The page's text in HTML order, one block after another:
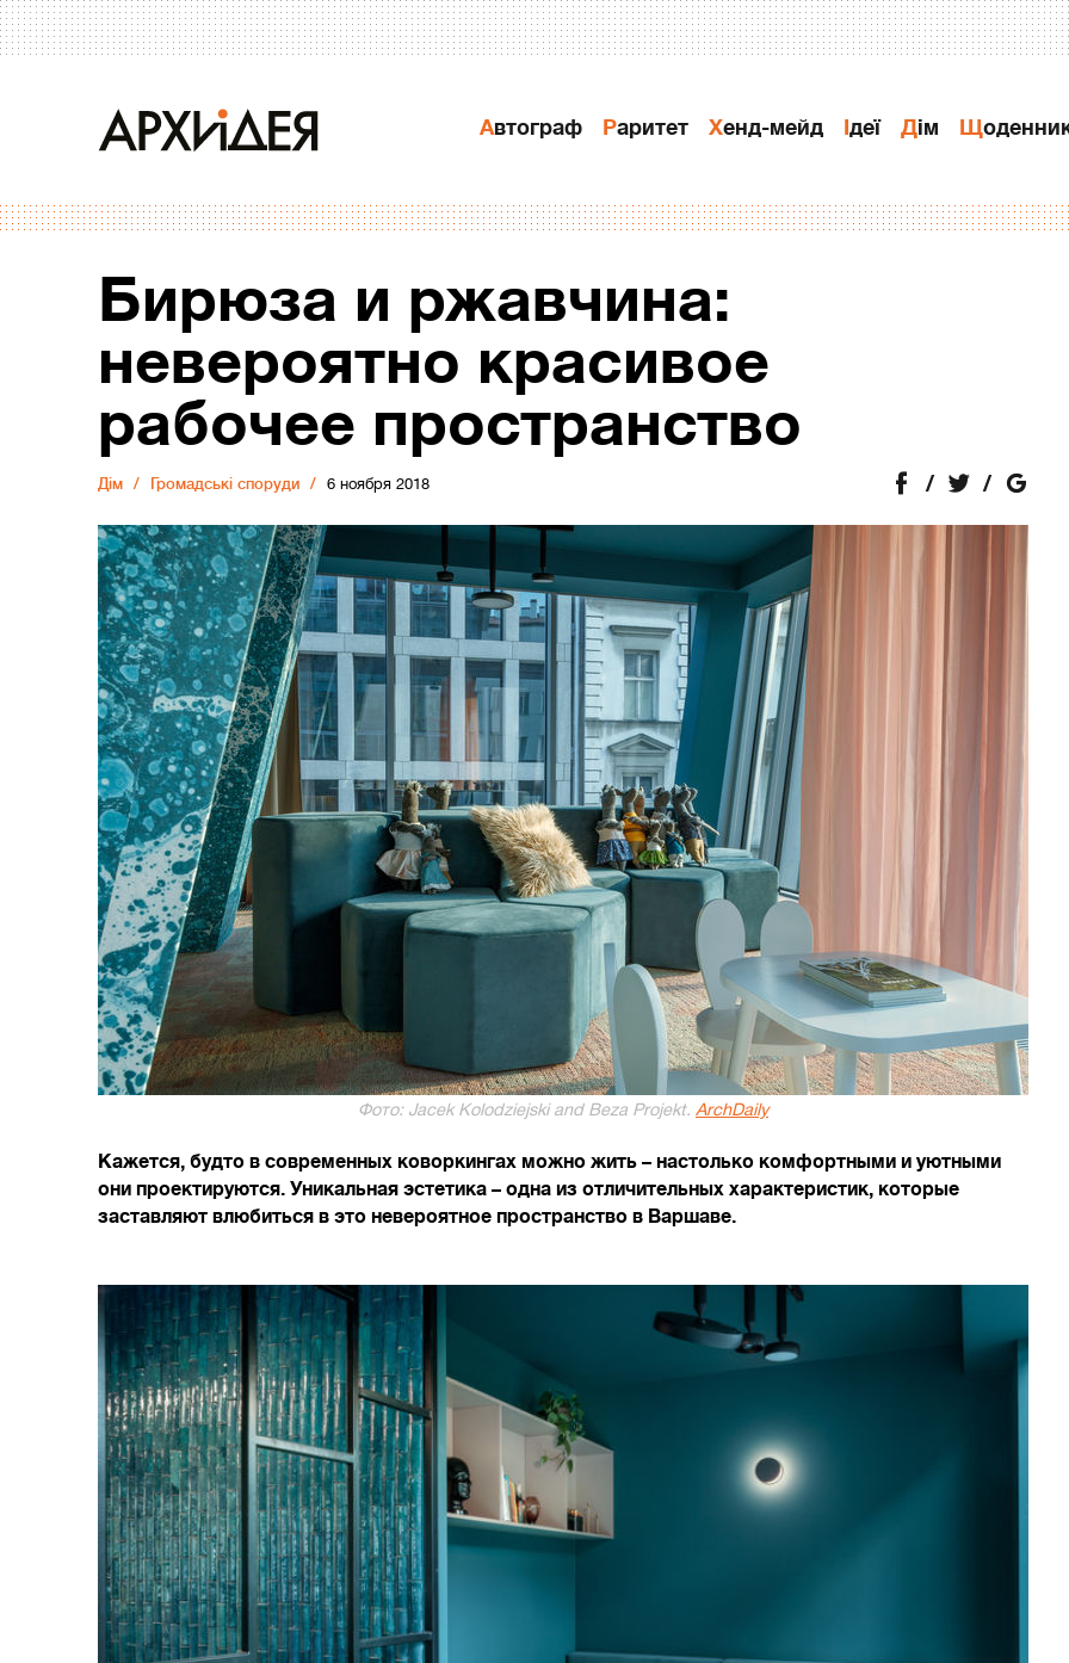
Автограф Раритет Хенд-мейд Ідеї Дiм
Бирюза и ржавчина:
невероятно красивое
рабочее пространство
Дiм Громадські споруди 6 ноября 2018
Фото: Jacek Kolodziejski and Beza Projekt. ArchDaily
Кажется, будто в современных коворкингах можно жить – настолько комфортными и уютными
они проектируются. Уникальная эстетика – одна из отличительных характеристик, которые
заставляют влюбиться в это невероятное пространство в Варшаве.